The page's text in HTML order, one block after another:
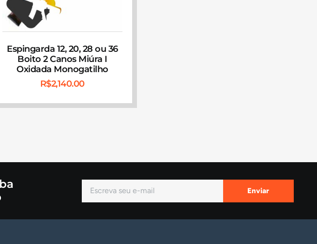
Espingarda 12, 20, 28 ou 36
Boito 2 Canos Miúra I
Oxidada Monogatilho
R$2,140.00
Enviar